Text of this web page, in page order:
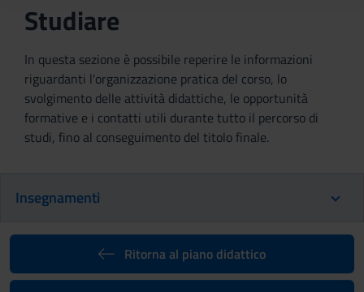
Studiare
In questa sezione è possibile reperire le informazioni
riguardanti l'organizzazione pratica del corso, lo
svolgimento delle attività didattiche, le opportunità
formative e i contatti utili durante tutto il percorso di
studi, fino al conseguimento del titolo finale.
Insegnamenti
Ritorna al piano didattico